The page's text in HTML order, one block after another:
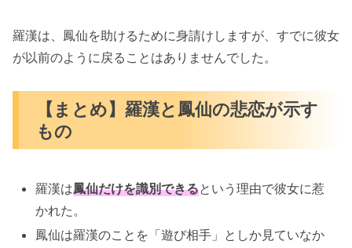
羅漢は、鳳仙を助けるために身請けしますが、すでに彼女
が以前のように戻ることはありませんでした。
【まとめ】羅漢と鳳仙の悲恋が示す
もの
羅漢は鳳仙だけを識別できるという理由で彼女に惹
かれた。
鳳仙は羅漢のことを「遊び相手」としか見ていなか